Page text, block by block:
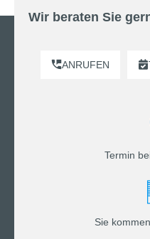
Wir beraten Sie
ANRUFEN
Termin
Sie